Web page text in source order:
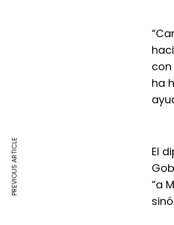
ha
El
“a
PREVIOUS ARTICLE